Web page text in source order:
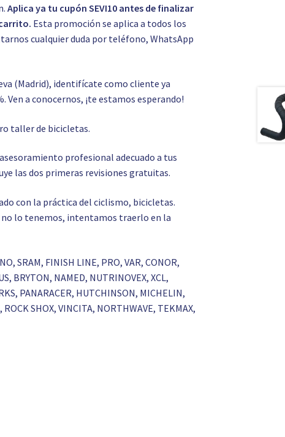
Aplica ya tu cupón SEVI10 antes de finalizar
Esta promoción se aplica a todos los
cualquier duda por teléfono, WhatsApp
(Madrid), identifícate como cliente ya
a conocernos, ¡te estamos esperando!
taller de bicicletas.
profesional adecuado a tus
las dos primeras revisiones gratuitas.
con la práctica del ciclismo, bicicletas.
no lo tenemos, intentamos traerlo en la
SRAM, FINISH LINE, PRO, VAR, CONOR,
BRYTON, NAMED, NUTRINOVEX, XCL,
PANARACER, HUTCHINSON, MICHELIN,
SHOX, VINCITA, NORTHWAVE, TEKMAX,